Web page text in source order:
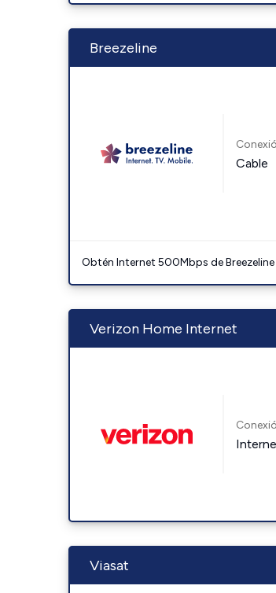
Breezeline
Cable
Obtén Internet 500Mbps de
Verizon Home Internet
Viasat